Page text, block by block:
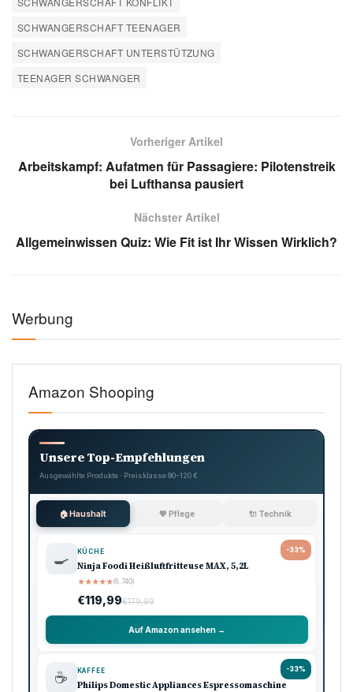
SCHWANGERSCHAFT TEENAGER
SCHWANGERSCHAFT UNTERSTÜTZUNG
TEENAGER SCHWANGER
Vorheriger Artikel
Arbeitskampf: Aufatmen für Passagiere: Pilotenstreik
bei Lufthansa pausiert
Nächster Artikel
Allgemeinwissen Quiz: Wie Fit ist Ihr Wissen Wirklich?
Werbung
Amazon Shooping
Unsere Top-Empfehlungen
Ausgewählte Produkte · Preisklasse 90–120 €
🏠 Haushalt 💖 Pflege 🔌 Technik
-33%
🍳 KÜCHE
Ninja Foodi Heißluftfritteuse MAX, 5,2L
★★★★★(8.740)
€119,99€179,99
Auf Amazon ansehen →
-33%
☕ KAFFEE
Philips Domestic Appliances Espressomaschine